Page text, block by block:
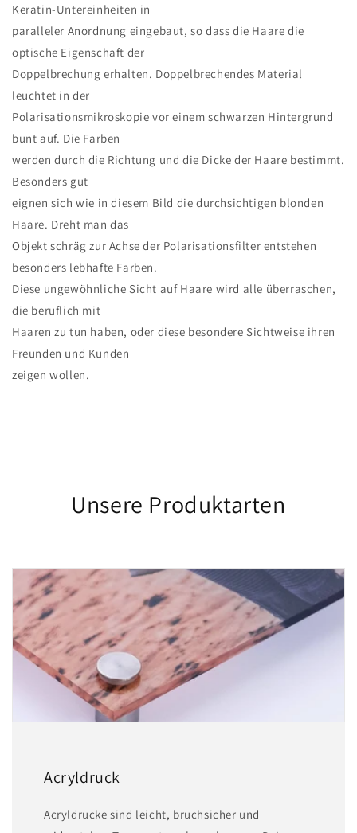
Keratin-Untereinheiten in
paralleler Anordnung eingebaut, so dass die Haare die
optische Eigenschaft der
Doppelbrechung erhalten. Doppelbrechendes Material
leuchtet in der
Polarisationsmikroskopie vor einem schwarzen Hintergrund
bunt auf. Die Farben
werden durch die Richtung und die Dicke der Haare bestimmt.
Besonders gut
eignen sich wie in diesem Bild die durchsichtigen blonden
Haare. Dreht man das
Objekt schräg zur Achse der Polarisationsfilter entstehen
besonders lebhafte Farben.
Diese ungewöhnliche Sicht auf Haare wird alle überraschen,
die beruflich mit
Haaren zu tun haben, oder diese besondere Sichtweise ihren
Freunden und Kunden
zeigen wollen.
Unsere Produktarten
Acryldruck
Acryldrucke sind leicht, bruchsicher und